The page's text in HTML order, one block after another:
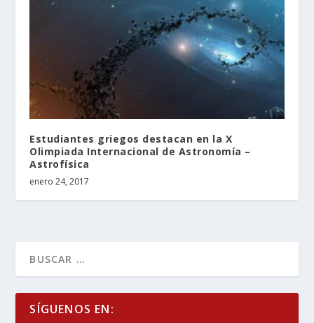
Estudiantes griegos destacan en la X
Olimpiada Internacional de Astronomía –
Astrofísica
enero 24, 2017
SÍGUENOS EN: